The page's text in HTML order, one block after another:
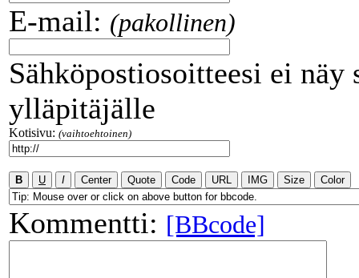
E-mail: (pakollinen)
Sähköpostiosoitteesi ei
ylläpitäjälle
Kotisivu: (vaihtoehtoinen)
Kommentti: [BBcode]